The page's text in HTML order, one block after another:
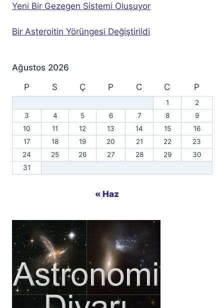
Yeni Bir Gezegen Sistemi Oluşuyor
Bir Asteroitin Yörüngesi Değiştirildi
Ağustos 2026
P
S Ç P C C P
1
2
3
4 5 6 7 8
9
10
11 12 13 14 15
16
17
18 19 20 21 22
23
24
25 26 27 28 29
30
31
« Haz